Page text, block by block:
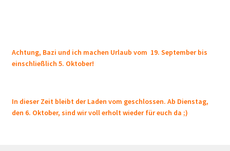
Achtung, Bazi und ich machen Urlaub vom 19. September bis
einschließlich 5. Oktober!
In dieser Zeit bleibt der Laden vom geschlossen. Ab Dienstag,
den 6. Oktober, sind wir voll erholt wieder für euch da ;)